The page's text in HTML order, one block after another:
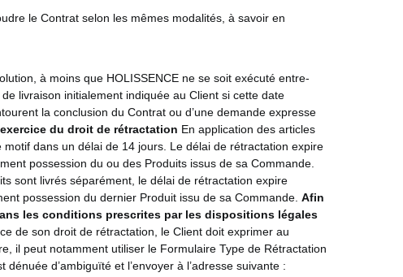
le Contrat selon les mêmes modalités, à savoir en
à moins que HOLISSENCE ne se soit exécuté entre-
livraison initialement indiquée au Client si cette date
la conclusion du Contrat ou d’une demande expresse
du droit de rétractation En application des articles
dans un délai de 14 jours. Le délai de rétractation expire
possession du ou des Produits issus de sa Commande.
sont livrés séparément, le délai de rétractation expire
possession du dernier Produit issu de sa Commande. Afin
les conditions prescrites par les dispositions légales
de son droit de rétractation, le Client doit exprimer au
il peut notamment utiliser le Formulaire Type de Rétractation
d’ambiguïté et l’envoyer à l’adresse suivante :